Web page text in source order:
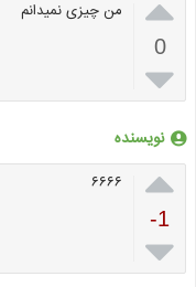
0

من چیزی نمیدانم
نویسنده

-1

۶۶۶۶